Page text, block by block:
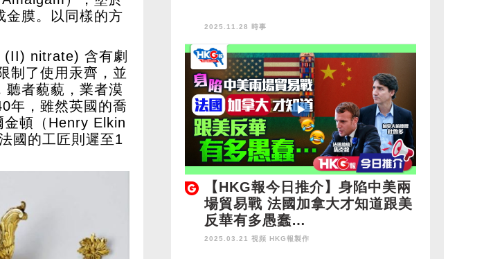
金膜。以同樣的方
(II) nitrate) 含有劇
制了使用汞齊，並
聽者藐藐，業者漠
年，雖然英國的喬
金頓（Henry Elkin
國的工匠則遲至1
2025.11.28 時事
【HKG報今日推介】身陷中美兩
場貿易戰 法國加拿大才知道跟美
反華有多愚蠢…
2025.03.21 視頻 HKG報製作